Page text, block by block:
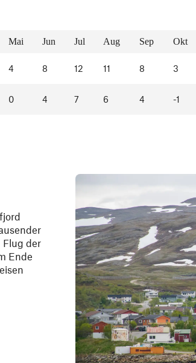
Mai Jun Jul Aug Sep Okt
4 8 12 11 8 3
0 4 7 6 4 -1
Flug der
Ende